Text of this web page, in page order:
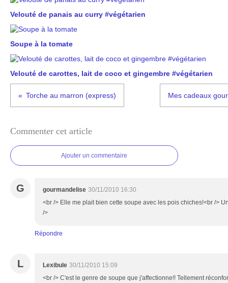
Velouté de panais au curry #végétarien
Soupe à la tomate
Velouté de carottes, lait de coco et gingembre #végétarien
Torche au marron (express) Mes cadeaux
Commenter cet article
Ajouter un commentaire
G gourmandelise 30/11/2010 16:30
<br /> Elle me plait bien cette soupe avec les pois chiches!<br />
/>
Répondre
L Lexibule 30/11/2010 15:09
<br /> C'est le genre de soupe que j'affectionne!! Tellement